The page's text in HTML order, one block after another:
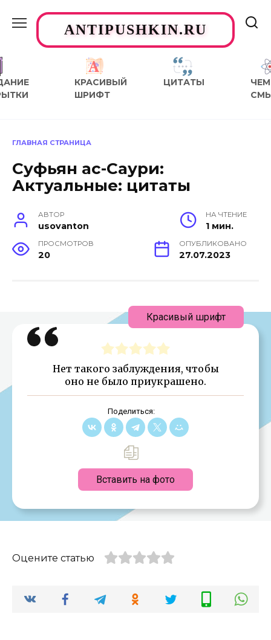
содержаниюANTIPUSHKIN.RU
КРАСИВЫЙ
ШРИФТ
ЦИТАТЫ
ЧЕМ
ГЛАВНАЯ СТРАНИЦА
Суфьян ас-Саури:
Актуальные: цитаты
АВТОР
usovanton
НА ЧТЕНИЕ
1 мин.
ПРОСМОТРОВ
20
ОПУБЛИКОВАНО
27.07.2023
Нет такого заблуждения, чтобы
оно не было приукрашено.
Поделиться:
Вставить на фото
Красивый шрифт
Оцените статью